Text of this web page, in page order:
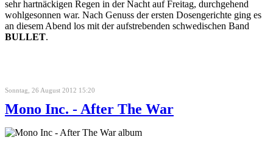
sehr hartnäckigen Regen in der Nacht auf Freitag, durchgehend
wohlgesonnen war. Nach Genuss der ersten Dosengerichte ging es
an diesem Abend los mit der aufstrebenden schwedischen Band
BULLET.
Sonntag, 26 August 2012 15:20
Mono Inc. - After The War